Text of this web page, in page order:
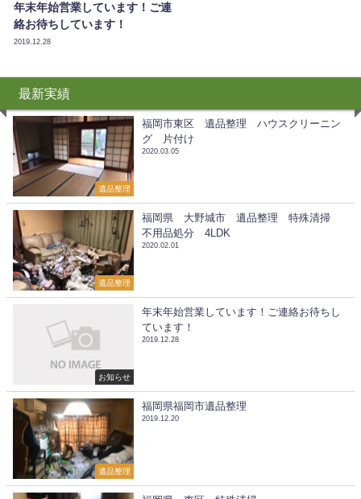
年末年始営業しています！ご連
絡お待ちしています！
2019.12.28
最新実績
遺品整理
福岡市東区 遺品整理 ハウスクリーニン
グ 片付け
2020.03.05
遺品整理
福岡県 大野城市 遺品整理 特殊清掃
不用品処分 4LDK
2020.02.01
お知らせ
年末年始営業しています！ご連絡お待ちし
ています！
2019.12.28
遺品整理
福岡県福岡市遺品整理
2019.12.20